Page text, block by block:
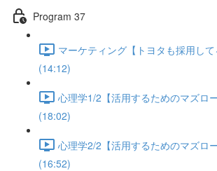
Program 37
マーケティング【トヨタも採用して
(14:12)
心理学1/2【活用するためのマズロ
(18:02)
心理学2/2【活用するためのマズロ
(16:52)